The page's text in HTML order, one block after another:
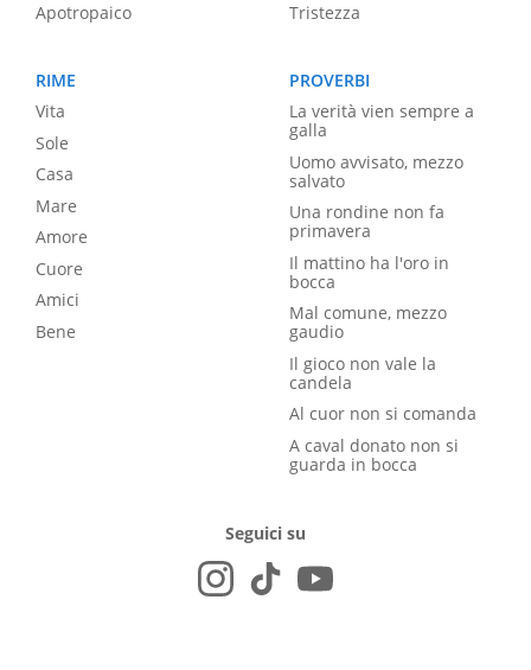
Apotropaico
Tristezza
RIME
Vita
Sole
Casa
Mare
Amore
Cuore
Amici
Bene
PROVERBI
La verità vien sempre a
galla
Uomo avvisato, mezzo
salvato
Una rondine non fa
primavera
Il mattino ha l'oro in
bocca
Mal comune, mezzo
gaudio
Il gioco non vale la
candela
Al cuor non si comanda
A caval donato non si
guarda in bocca
Seguici su